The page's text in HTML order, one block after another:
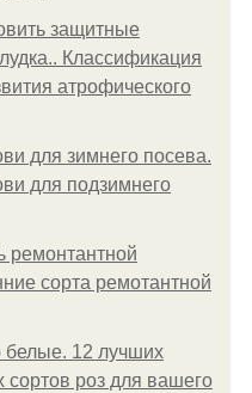
защитные
Классификация
атрофического
для зимнего посева.
для подзимнего
ремонтантной
сорта ремотантной
белые. 12 лучших
сортов роз для вашего